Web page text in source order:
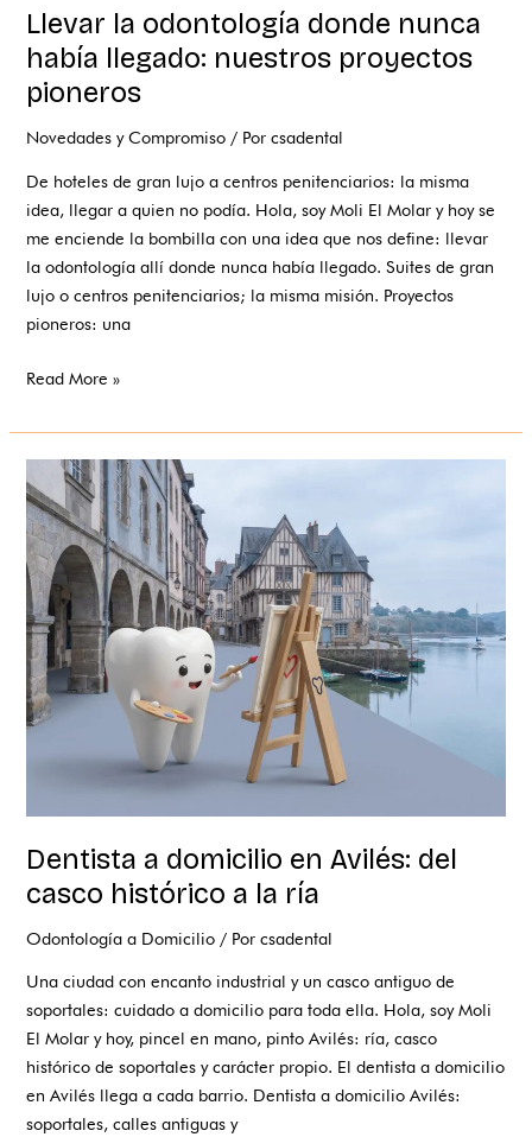
Llevar la odontología donde nunca
había llegado: nuestros proyectos
pioneros
Novedades y Compromiso / Porcsadental
De hoteles de gran lujo a centros penitenciarios: la misma
idea, llegar a quien no podía. Hola, soy Moli El Molar y hoy se
me enciende la bombilla con una idea que nos define: llevar
la odontología allí donde nunca había llegado. Suites de gran
lujo o centros penitenciarios; la misma misión. Proyectos
pioneros: una
Read More »
Dentista a domicilio en Avilés: del
casco histórico a la ría
Odontología a Domicilio / Porcsadental
Una ciudad con encanto industrial y un casco antiguo de
soportales: cuidado a domicilio para toda ella. Hola, soy Moli
El Molar y hoy, pincel en mano, pinto Avilés: ría, casco
histórico de soportales y carácter propio. El dentista a domicilio
en Avilés llega a cada barrio. Dentista a domicilio Avilés:
soportales, calles antiguas y
Dentista
a
domicilio
en
Avilés:
del
casco
histórico
a
la